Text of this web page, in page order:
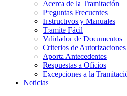
Acerca de la Tramitación
Preguntas Frecuentes
Instructivos y Manuales
Tramite Fácil
Validador de Documentos
Criterios de Autorizaciones
Aporta Antecedentes
Respuestas a Oficios
Excepciones a la
Noticias